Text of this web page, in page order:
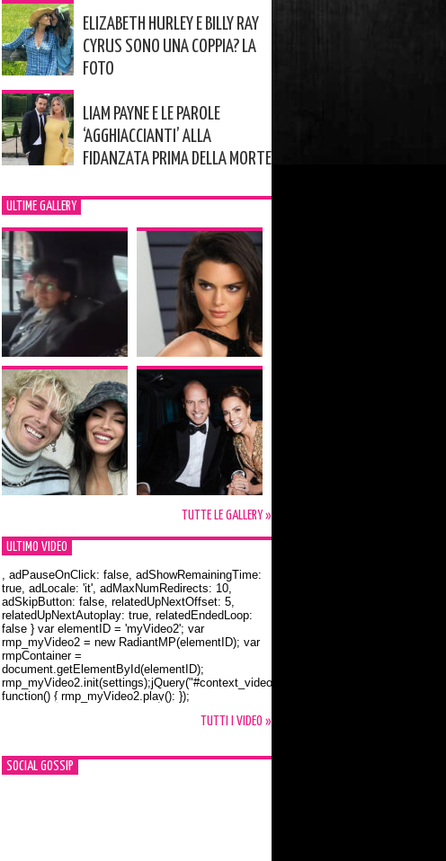
ELIZABETH HURLEY E BILLY RAY
CYRUS SONO UNA COPPIA? LA
FOTO
LIAM PAYNE E LE PAROLE
‘AGGHIACCIANTI’ ALLA
FIDANZATA PRIMA DELLA MORTE
ULTIME GALLERY
TUTTE LE GALLERY »
ULTIMO VIDEO
Orlando Bloom e la t-shirt dedicata a Flynn
, adPauseOnClick: false, adShowRemainingTime:
true, adLocale: 'it', adMaxNumRedirects: 10,
adSkipButton: false, relatedUpNextOffset: 5,
relatedUpNextAutoplay: true, relatedEndedLoop:
false } var elementID = 'myVideo2'; var
rmp_myVideo2 = new RadiantMP(elementID); var
rmpContainer =
document.getElementById(elementID);
rmp_myVideo2.init(settings);jQuery("#context_video2").one("mouseover",
function() { rmp_myVideo2.play(); });
TUTTI I VIDEO »
SOCIAL GOSSIP